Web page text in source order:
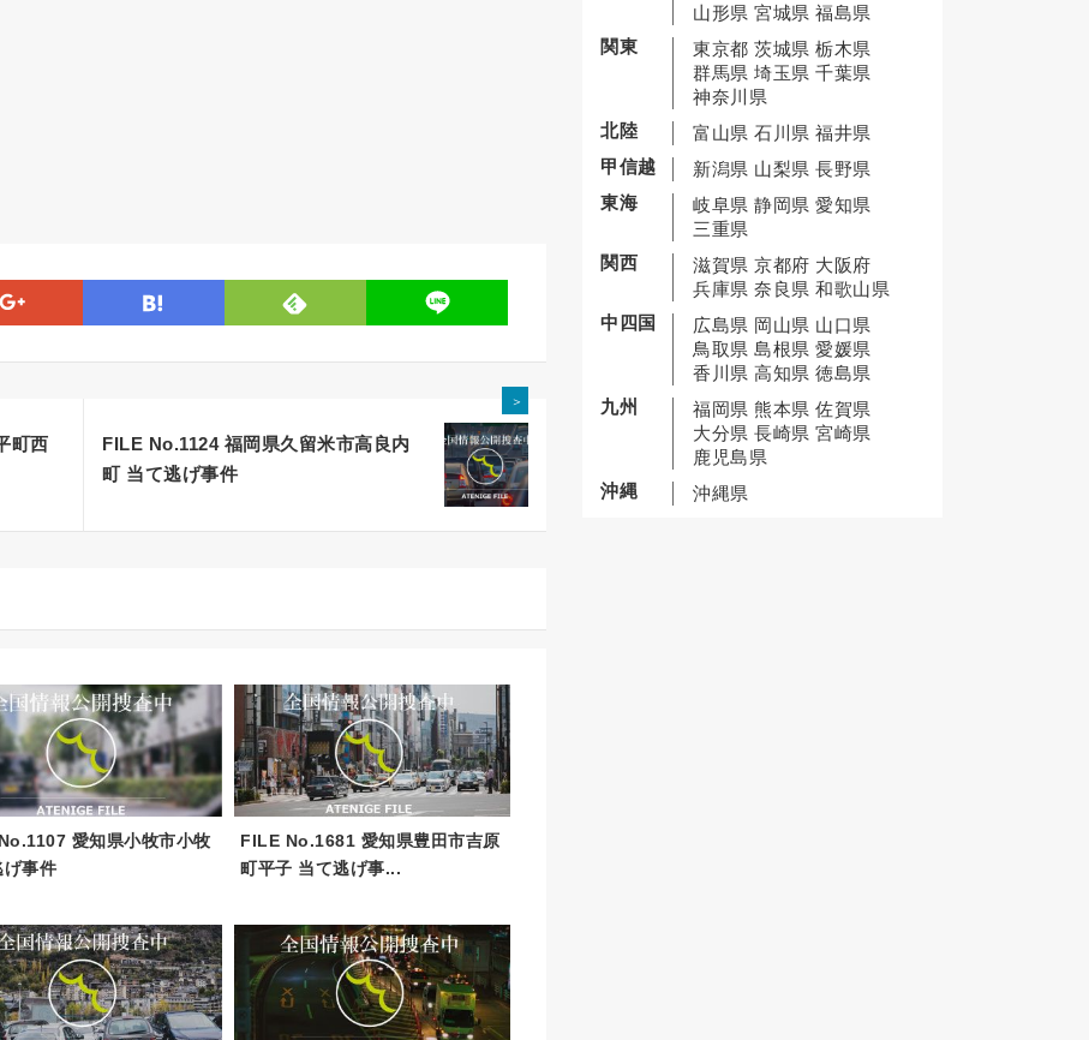
line
町西
＞
FILE No.1124 福岡県久留米市高良内
町 当て逃げ事件
愛知県小牧市小牧
げ事件
FILE No.1681 愛知県豊田市吉原
町平子 当て逃げ事...
山形県 宮城県 福島県
関東
東京都 茨城県 栃木県
群馬県 埼玉県 千葉県
神奈川県
北陸
富山県 石川県 福井県
甲信越
新潟県 山梨県 長野県
東海
岐阜県 静岡県 愛知県
三重県
関西
滋賀県 京都府 大阪府
兵庫県 奈良県 和歌山県
中四国
広島県 岡山県 山口県
鳥取県 島根県 愛媛県
香川県 高知県 徳島県
九州
福岡県 熊本県 佐賀県
大分県 長崎県 宮崎県
鹿児島県
沖縄
沖縄県